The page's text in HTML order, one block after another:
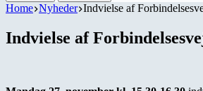
Home Nyheder Indvielse af
Indvielse af